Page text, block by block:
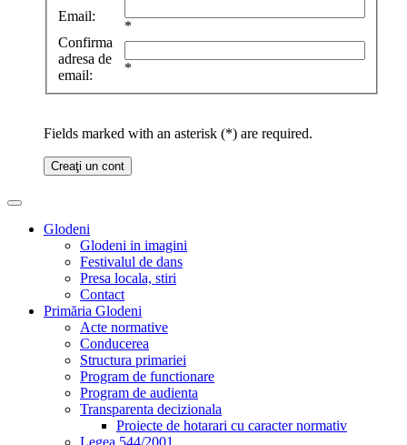
Email:
*
Confirma
adresa de
email:
*
Fields marked with an asterisk (*) are required.
Creaţi un cont
Glodeni
Glodeni in imagini
Festivalul de dans
Presa locala, stiri
Contact
Primăria Glodeni
Acte normative
Conducerea
Structura primariei
Program de functionare
Program de audienta
Transparenta decizionala
Proiecte de hotarari cu caracter normativ